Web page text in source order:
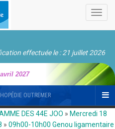
effectuée le : 21 juillet 2026
2027
OUTREMER
DES 44E JOO » Mercredi 18
» 09h00-10h00 Genou ligamentaire